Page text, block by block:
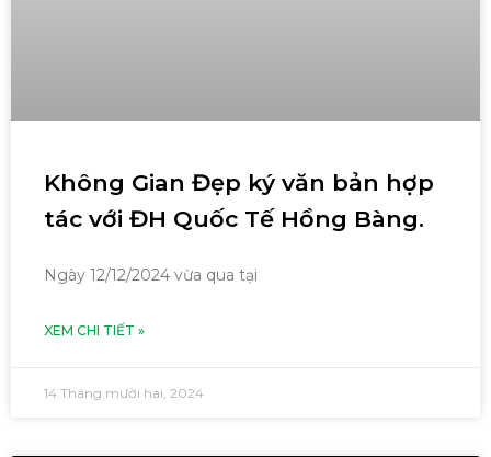
Không Gian Đẹp ký văn bản hợp
tác với ĐH Quốc Tế Hồng Bàng.
Ngày 12/12/2024 vừa qua tại
XEM CHI TIẾT »
14 Tháng mười hai, 2024